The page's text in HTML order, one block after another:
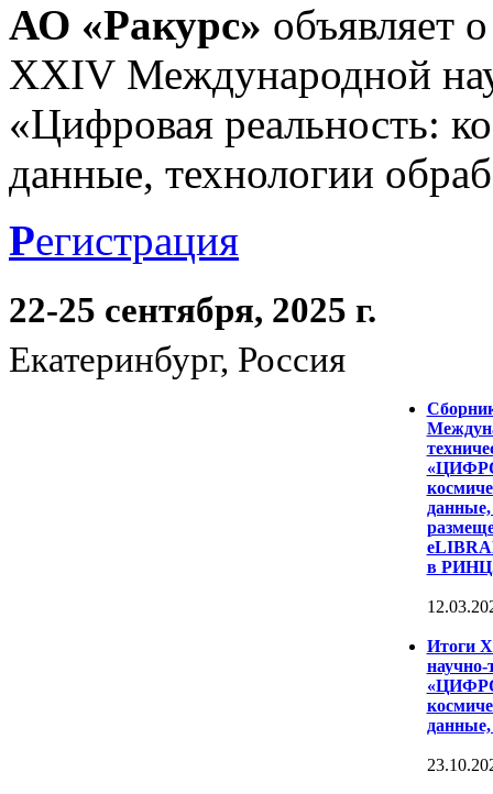
АО «Ракурс» объявляет
XXIV Международной
«Цифровая реальность:
данные, технологии
Регистрация
22-25 сентября, 2025 г.
Екатеринбург, Россия
данные,
в
Итоги
научно-
данные,